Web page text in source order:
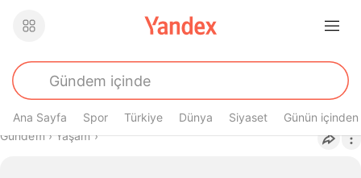
Ana Sayfa Spor Türkiye Dünya Siyaset Günün içinden
Buradasın
Gündem› Yaşam›